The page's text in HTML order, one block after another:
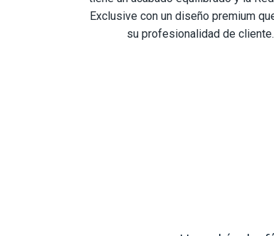
Exclusive con un diseño premium
su profesionalidad de cliente.